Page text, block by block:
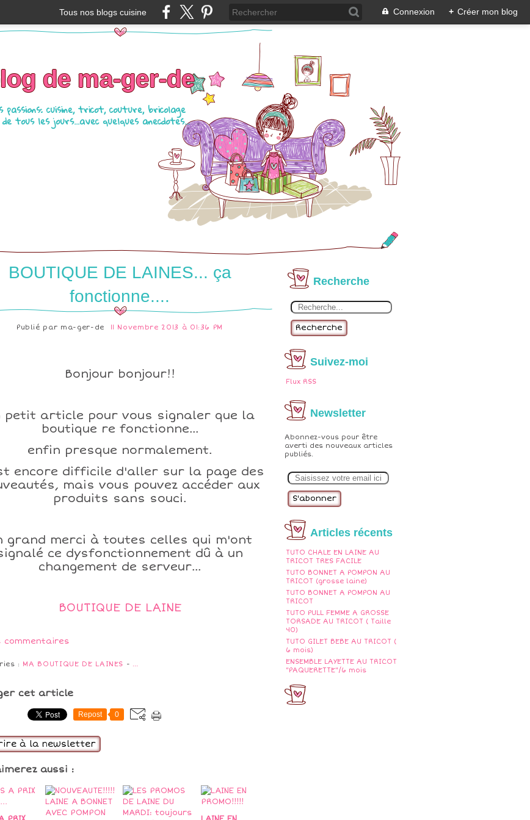
Tous nos blogs cuisine Connexion + Créer mon blog
de ma-ger-de
passions: cuisine, tricot, couture, bricolage
tous les jours...avec quelques anecdotes...
Recherche
Recherche
Suivez-moi
Flux RSS
Newsletter
Abonnez-vous pour être
averti des nouveaux articles
publiés.
m
Articles récents
TUTO CHALE EN LAINE AU
TRICOT TRES FACILE
TUTO BONNET A POMPON AU
TRICOT (grosse laine)
TUTO BONNET A POMPON AU
TRICOT
TUTO PULL FEMME A GROSSE
TORSADE AU TRICOT ( Taille
40)
TUTO GILET BEBE AU TRICOT (
6 mois)
ENSEMBLE LAYETTE AU TRICOT
"PAQUERETTE"/6 mois
BOUTIQUE DE LAINES... ça
fonctionne....
Publié par ma-ger-de 11 Novembre 2013 à 01:36 PM
Bonjour bonjour!!
petit article pour vous signaler que la
boutique re fonctionne...
enfin presque normalement.
encore difficile d'aller sur la page des
mais vous pouvez accéder aux
produits sans souci.
grand merci à toutes celles qui m'ont
ce dysfonctionnement dû à un
changement de serveur...
BOUTIQUE DE LAINE
commentaires
: MA BOUTIQUE DE LAINES - …
cet article
Repost 0
à la newsletter
aussi :